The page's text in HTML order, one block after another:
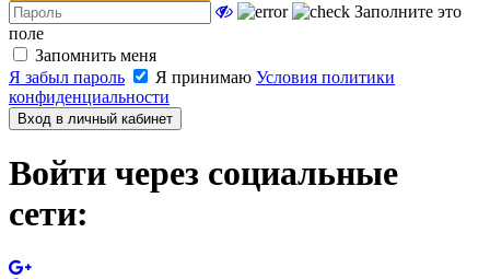
Заполните это
поле
Запомнить меня
Я забыл пароль
Я принимаю Условия политики
конфиденциальности
Вход в личный кабинет
Войти через социальные
сети: